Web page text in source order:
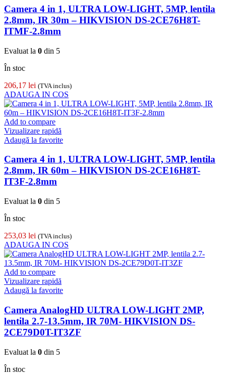
Camera 4 in 1, ULTRA LOW-LIGHT, 5MP, lentila
2.8mm, IR 30m – HIKVISION DS-2CE76H8T-
ITMF-2.8mm
Evaluat la 0 din 5
În stoc
206,17 lei (TVA inclus)
ADAUGA IN COS
Add to compare
Vizualizare rapidă
Adaugă la favorite
Camera 4 in 1, ULTRA LOW-LIGHT, 5MP, lentila
2.8mm, IR 60m – HIKVISION DS-2CE16H8T-
IT3F-2.8mm
Evaluat la 0 din 5
În stoc
253,03 lei (TVA inclus)
ADAUGA IN COS
Add to compare
Vizualizare rapidă
Adaugă la favorite
Camera AnalogHD ULTRA LOW-LIGHT 2MP,
lentila 2.7-13.5mm, IR 70M- HIKVISION DS-
2CE79D0T-IT3ZF
Evaluat la 0 din 5
În stoc